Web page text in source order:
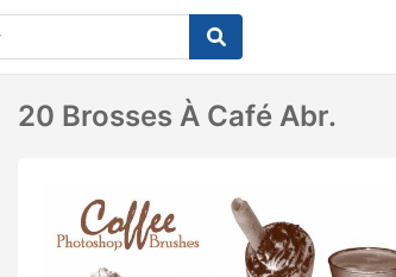
20 Brosses À Café Abr.